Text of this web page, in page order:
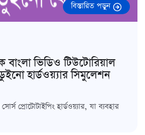
বিস্তারিত পড়ুন
ভিডিও টিউটোরিয়াল
হার্ডওয়্যার সিমুলেশন
প্রোটোটাইপিং হার্ডওয়্যার, যা ব্যবহার